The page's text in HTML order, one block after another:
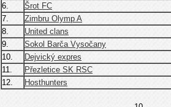
6.
Šrot FC
7.
Zimbru Olymp A
8.
United clans
9.
Sokol Barča Vysočany
10.
Dejvický expres
11.
Přezletice SK RSC
12.
Hosthunters